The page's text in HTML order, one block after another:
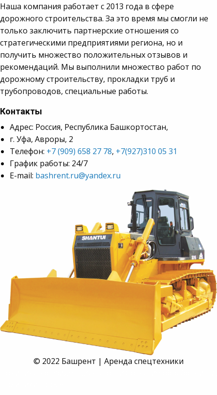
Наша компания работает с 2013 года в сфере
дорожного строительства. За это время мы смогли не
только заключить партнерские отношения со
стратегическими предприятиями региона, но и
получить множество положительных отзывов и
рекомендаций. Мы выполнили множество работ по
дорожному строительству, прокладки труб и
трубопроводов, специальные работы.
Контакты
Адрес: Россия, Республика Башкортостан,
г. Уфа, Авроры, 2
Телефон: +7 (909) 658 27 78, +7(927)310 05 31
График работы: 24/7
E-mail: bashrent.ru@yandex.ru
© 2022 Башрент | Аренда спецтехники